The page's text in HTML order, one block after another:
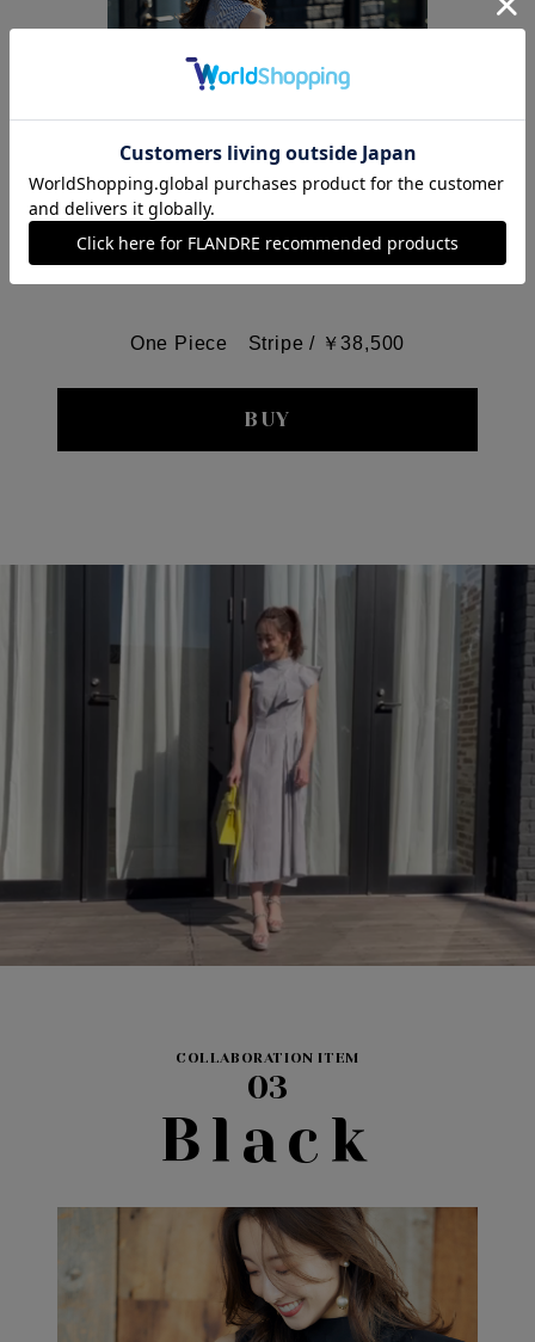
One Piece Stripe / ￥38,500
BUY
COLLABORATION ITEM
03
Black